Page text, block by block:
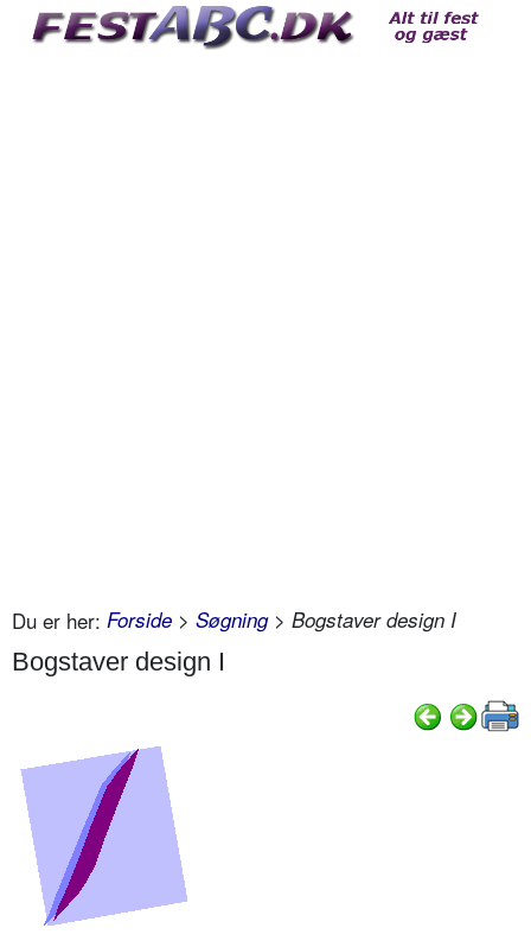
Du er her: Forside > Søgning> Bogstaver design I
Bogstaver design I